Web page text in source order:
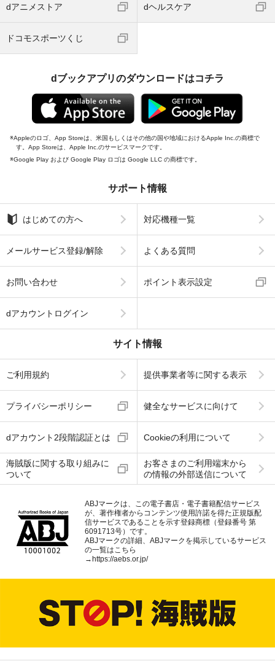
dアニメストア dヘルスケア
ドコモスポーツくじ
dブックアプリのダウンロードはコチラ
Appleのロゴ、App Storeは、米国もしくはその他の国や地域におけるApple Inc.の商標で
す。App Storeは、Apple Inc.のサービスマークです。
Google Play および Google Play ロゴは Google LLC の商標です。
サポート情報
はじめての方へ 対応機種一覧
メールサービス登録/解除 よくある質問
お問い合わせ ポイント表示設定
dアカウントログイン
サイト情報
ご利用規約 提供事業者等に関する表示
プライバシーポリシー 健全なサービスに向けて
dアカウント2段階認証とは Cookieの利用について
海賊版に関する取り組みに
ついて
お客さまのご利用端末から
の情報の外部送信について
ABJマークは、この電子書店・電子書籍配信サービス
が、著作権者からコンテンツ使用許諾を得た正規版配
信サービスであることを示す登録商標（登録番号 第
6091713号）です。
ABJマークの詳細、ABJマークを掲示しているサービス
の一覧はこちら
→ https://aebs.or.jp/